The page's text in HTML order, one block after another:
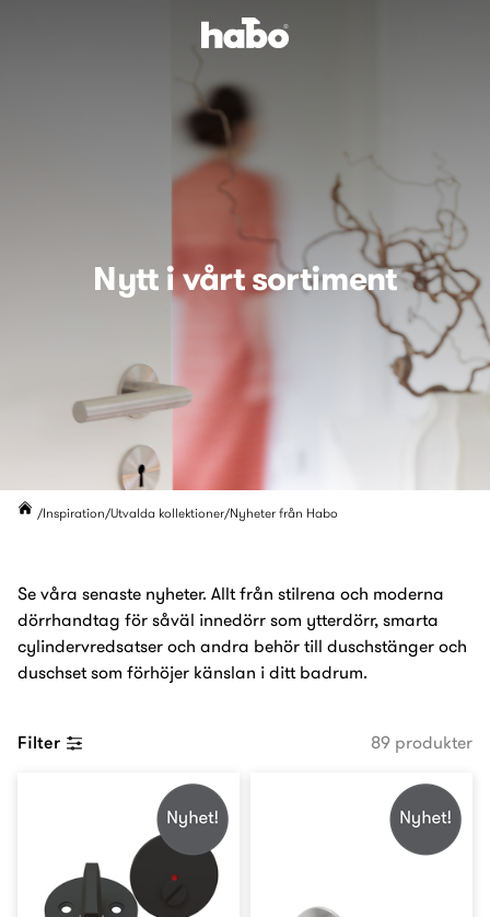
Nytt i vårt sortiment
Inspiration Utvalda kollektioner Nyheter från Habo
Se våra senaste nyheter. Allt från stilrena och moderna
dörrhandtag för såväl innedörr som ytterdörr, smarta
cylindervredsatser och andra behör till duschstänger och
duschset som förhöjer känslan i ditt badrum.
Filter 89 produkter